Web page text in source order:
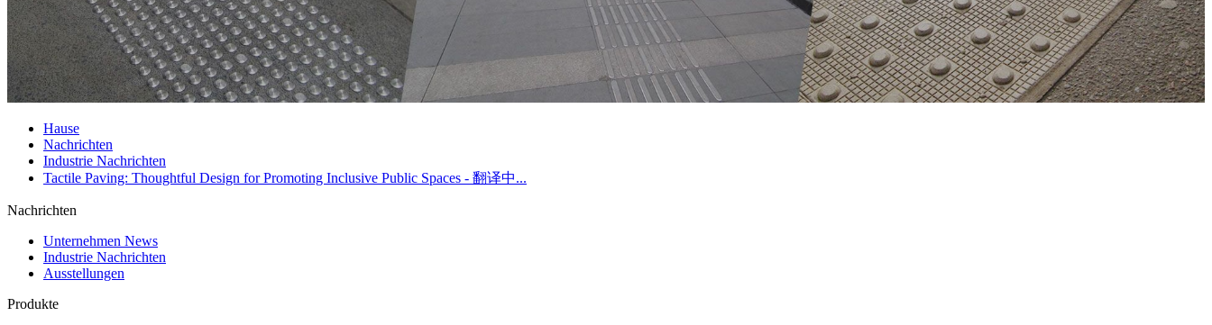
Hause
Nachrichten
Industrie Nachrichten
Tactile Paving: Thoughtful Design for Promoting Inclusive Public Spaces - 翻译中...
Nachrichten
Unternehmen News
Industrie Nachrichten
Ausstellungen
Produkte